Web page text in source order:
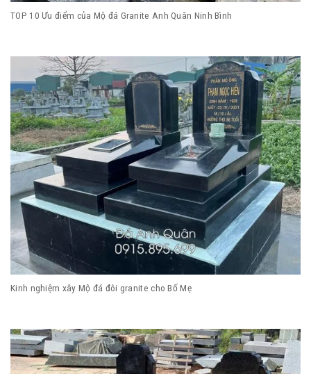
TOP 10 Ưu điểm của Mộ đá Granite Anh Quân Ninh Bình
Kinh nghiệm xây Mộ đá đôi granite cho Bố Mẹ